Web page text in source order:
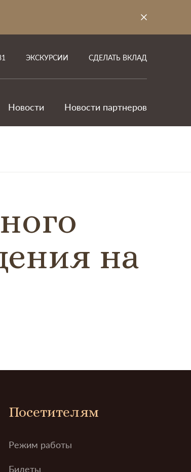
ЭКСКУРСИИ СДЕЛАТЬ ВКЛАД
Новости Новости партнеров
на
Посетителям
Режим работы
Билеты